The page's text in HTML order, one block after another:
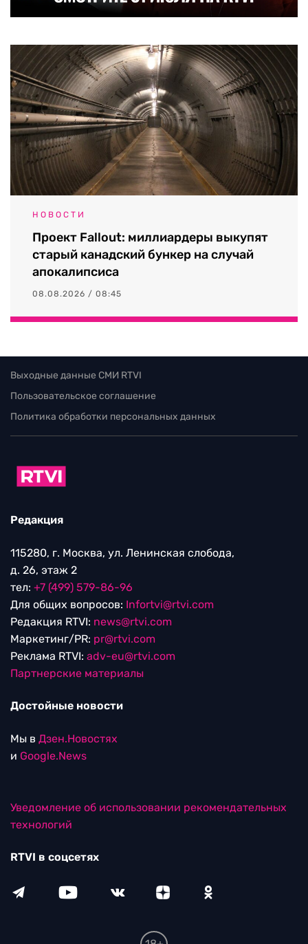
НОВОСТИ
Проект Fallout: миллиардеры выкупят
старый канадский бункер на случай
апокалипсиса
08.08.2026 / 08:45
Выходные данные СМИ RTVI
Пользовательское соглашение
Политика обработки персональных данных
Редакция
115280, г. Москва, ул. Ленинская слобода,
д. 26, этаж 2
тел: +7 (499) 579-86-96
Для общих вопросов: Infortvi@rtvi.com
Редакция RTVI: news@rtvi.com
Маркетинг/PR: pr@rtvi.com
Реклама RTVI: adv-eu@rtvi.com
Партнерские материалы
Достойные новости
Мы в Дзен.Новостях
и Google.News
Уведомление об использовании рекомендательных
технологий
RTVI в соцсетях